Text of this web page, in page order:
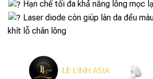
Hạn chế tối đa khả năng lông mọc
Laser diode còn giúp làn da đều
khít lỗ chân lông